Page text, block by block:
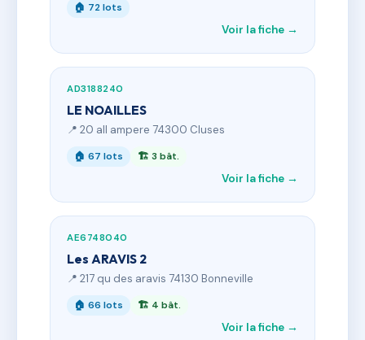
🏠 72 lots
Voir la fiche →
AD3188240
LE NOAILLES
📍 20 all ampere 74300 Cluses
🏠 67 lots 🏗 3 bât.
Voir la fiche →
AE6748040
Les ARAVIS 2
📍 217 qu des aravis 74130 Bonneville
🏠 66 lots 🏗 4 bât.
Voir la fiche →